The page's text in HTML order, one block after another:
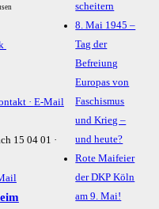
· E-Mail
15 04 01 ·
scheitern
8. Mai 1945 –
Tag der
Befreiung
Europas von
Faschismus
und Krieg –
und heute?
Rote Maifeier
der DKP Köln
am 9. Mai!